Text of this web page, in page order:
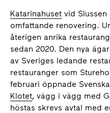
Katarinahuset vid Slussen
omfattande renovering.
återigen anrika restaurang
sedan 2020. Den nya
av Sveriges ledande
restauranger som
februari öppnade
Klotet, vägg i vägg med
höstas skrevs avtal med